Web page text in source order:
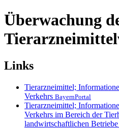
Überwachung
Links
Tierarzneimittel;
Verkehrs BayernPortal
Tierarzneimittel;
Verkehrs im Bereich der
landwirtschaftlichen Betriebe